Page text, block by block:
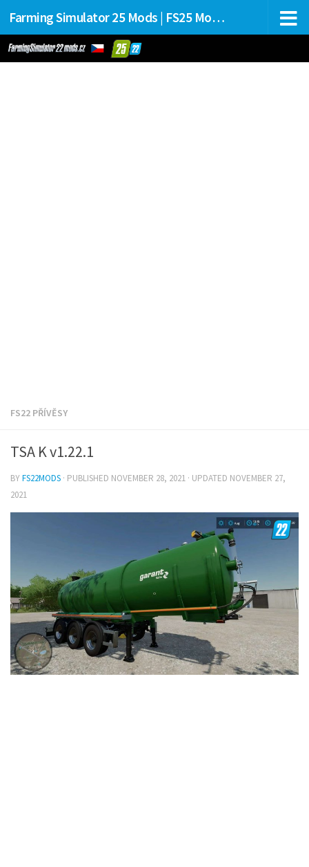
Farming Simulator 25 Mods | FS25 Mods Stahování
FS22 PŘÍVĚSY
TSA K v1.22.1
BYFS22MODS · PUBLISHED NOVEMBER 28, 2021 · UPDATED NOVEMBER 27,
2021